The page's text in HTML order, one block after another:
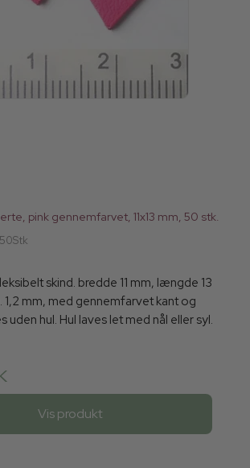
pink gennemfarvet, 11x13 mm, 50 stk.
skind. bredde 11 mm, længde 13
1,2 mm, med gennemfarvet kant og
uden hul. Hul laves let med nål eller syl.
Vis produkt